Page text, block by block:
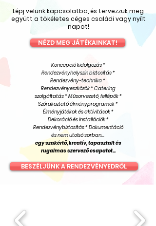
Lépj velünk kapcsolatba, és tervezzük meg
együtt a tökéletes céges családi vagy nyílt
napot!
NÉZD MEG JÁTÉKAINKAT!
Koncepció kidolgozás *
Rendezvényhelyszín biztosítás *
Rendezvény-technika *
Rendezvényeszközök * Catering
szolgáltatás * Műsorvezető, fellépők *
Szórakoztató élményprogramok *
Élményjátékok és aktívitások *
Dekoráció és installációk *
Rendezvénybiztosítás * Dokumentáció
és nem utolsó sorban...
egy szakértő, kreatív, tapasztalt és
rugalmas szervező csapatot...
BESZÉLJÜNK A RENDEZVÉNYEDRŐL